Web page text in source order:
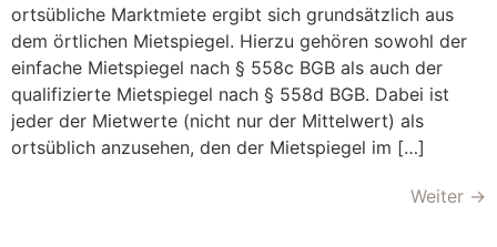
ortsübliche Marktmiete ergibt sich grundsätzlich aus
dem örtlichen Mietspiegel. Hierzu gehören sowohl der
einfache Mietspiegel nach § 558c BGB als auch der
qualifizierte Mietspiegel nach § 558d BGB. Dabei ist
jeder der Mietwerte (nicht nur der Mittelwert) als
ortsüblich anzusehen, den der Mietspiegel im […]
Weiter →